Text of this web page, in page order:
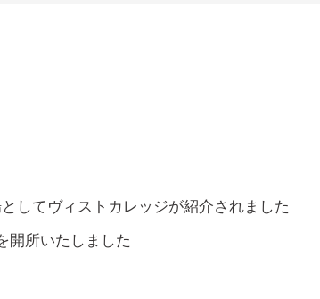
してヴィストカレッジが紹介されました
開所いたしました